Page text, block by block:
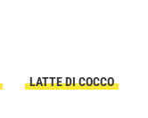
LATTE DI COCCO